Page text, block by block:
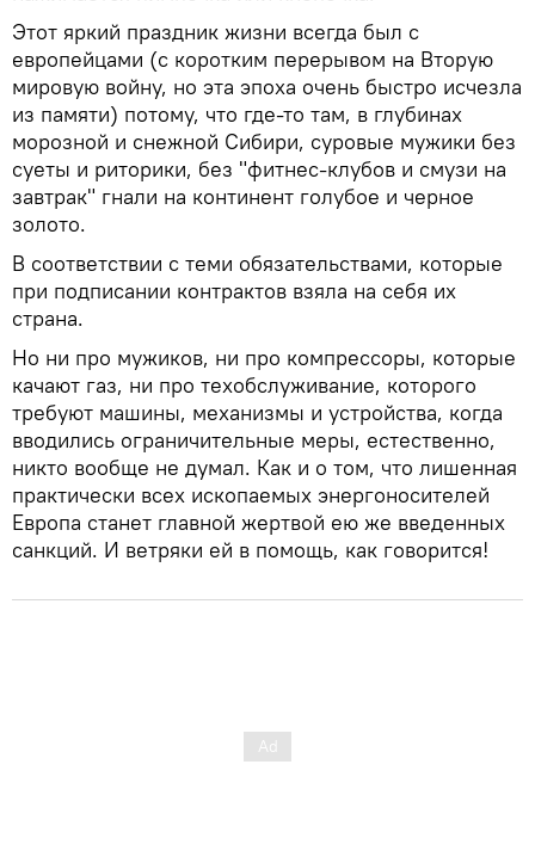
Этот яркий праздник жизни всегда был с
европейцами (с коротким перерывом на Вторую
мировую войну, но эта эпоха очень быстро исчезла
из памяти) потому, что где-то там, в глубинах
морозной и снежной Сибири, суровые мужики без
суеты и риторики, без "фитнес-клубов и смузи на
завтрак" гнали на континент голубое и черное
золото.
В соответствии с теми обязательствами, которые
при подписании контрактов взяла на себя их
страна.
Но ни про мужиков, ни про компрессоры, которые
качают газ, ни про техобслуживание, которого
требуют машины, механизмы и устройства, когда
вводились ограничительные меры, естественно,
никто вообще не думал. Как и о том, что лишенная
практически всех ископаемых энергоносителей
Европа станет главной жертвой ею же введенных
санкций. И ветряки ей в помощь, как говорится!